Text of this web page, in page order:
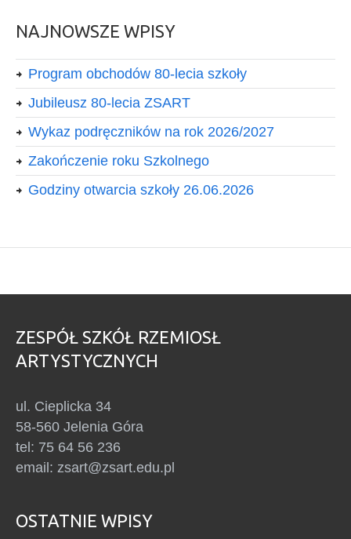
NAJNOWSZE WPISY
Program obchodów 80-lecia szkoły
Jubileusz 80-lecia ZSART
Wykaz podręczników na rok 2026/2027
Zakończenie roku Szkolnego
Godziny otwarcia szkoły 26.06.2026
ZESPÓŁ SZKÓŁ RZEMIOSŁ
ARTYSTYCZNYCH
ul. Cieplicka 34
58-560 Jelenia Góra
tel: 75 64 56 236
email: zsart@zsart.edu.pl
OSTATNIE WPISY